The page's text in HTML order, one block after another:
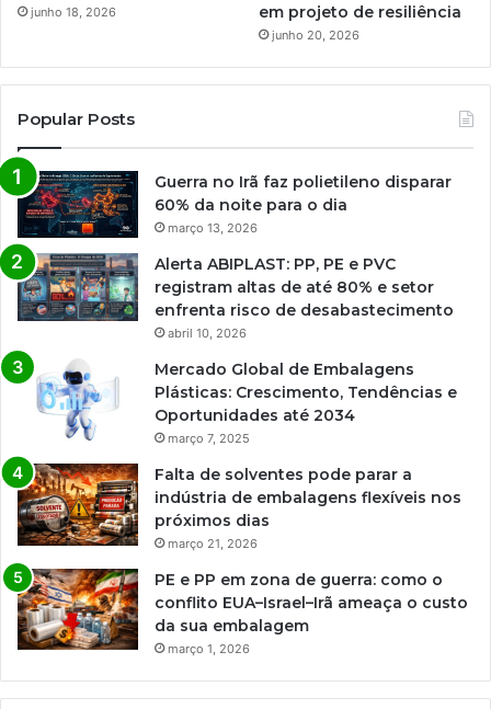
junho 18, 2026
em projeto de resiliência
junho 20, 2026
Popular Posts
Guerra no Irã faz polietileno disparar
60% da noite para o dia
março 13, 2026
Alerta ABIPLAST: PP, PE e PVC
registram altas de até 80% e setor
enfrenta risco de desabastecimento
abril 10, 2026
Mercado Global de Embalagens
Plásticas: Crescimento, Tendências e
Oportunidades até 2034
março 7, 2025
Falta de solventes pode parar a
indústria de embalagens flexíveis nos
próximos dias
março 21, 2026
PE e PP em zona de guerra: como o
conflito EUA–Israel–Irã ameaça o custo
da sua embalagem
março 1, 2026